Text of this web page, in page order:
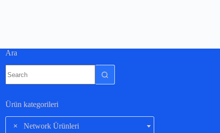
Ara
Ürün kategorileri
× Network Ürünleri